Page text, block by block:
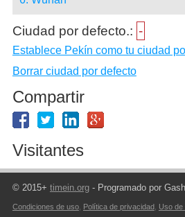
Ciudad por defecto.: -
Establece Pekín como tu ciudad
Borrar ciudad por defecto
Compartir
Visitantes
© 2015+ timein.org- Programado por
Condiciones de uso, Política de privacidad Uso de